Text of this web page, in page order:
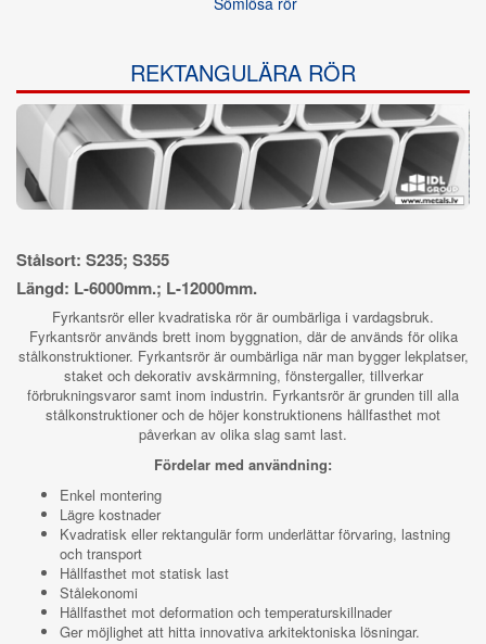
REKTANGULÄRA RÖR
Stålsort: S235; S355
Längd: L-6000mm.; L-12000mm.
Fyrkantsrör eller kvadratiska rör är oumbärliga i vardagsbruk.
Fyrkantsrör används brett inom byggnation, där de används för olika
stålkonstruktioner. Fyrkantsrör är oumbärliga när man bygger lekplatser,
staket och dekorativ avskärmning, fönstergaller, tillverkar
förbrukningsvaror samt inom industrin. Fyrkantsrör är grunden till alla
stålkonstruktioner och de höjer konstruktionens hållfasthet mot
påverkan av olika slag samt last.
Fördelar med användning:
Enkel montering
Lägre kostnader
Kvadratisk eller rektangulär form underlättar förvaring, lastning
och transport
Hållfasthet mot statisk last
Stålekonomi
Hållfasthet mot deformation och temperaturskillnader
Ger möjlighet att hitta innovativa arkitektoniska lösningar.